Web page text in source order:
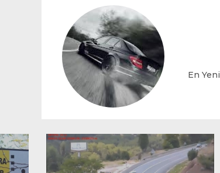
En Yeni